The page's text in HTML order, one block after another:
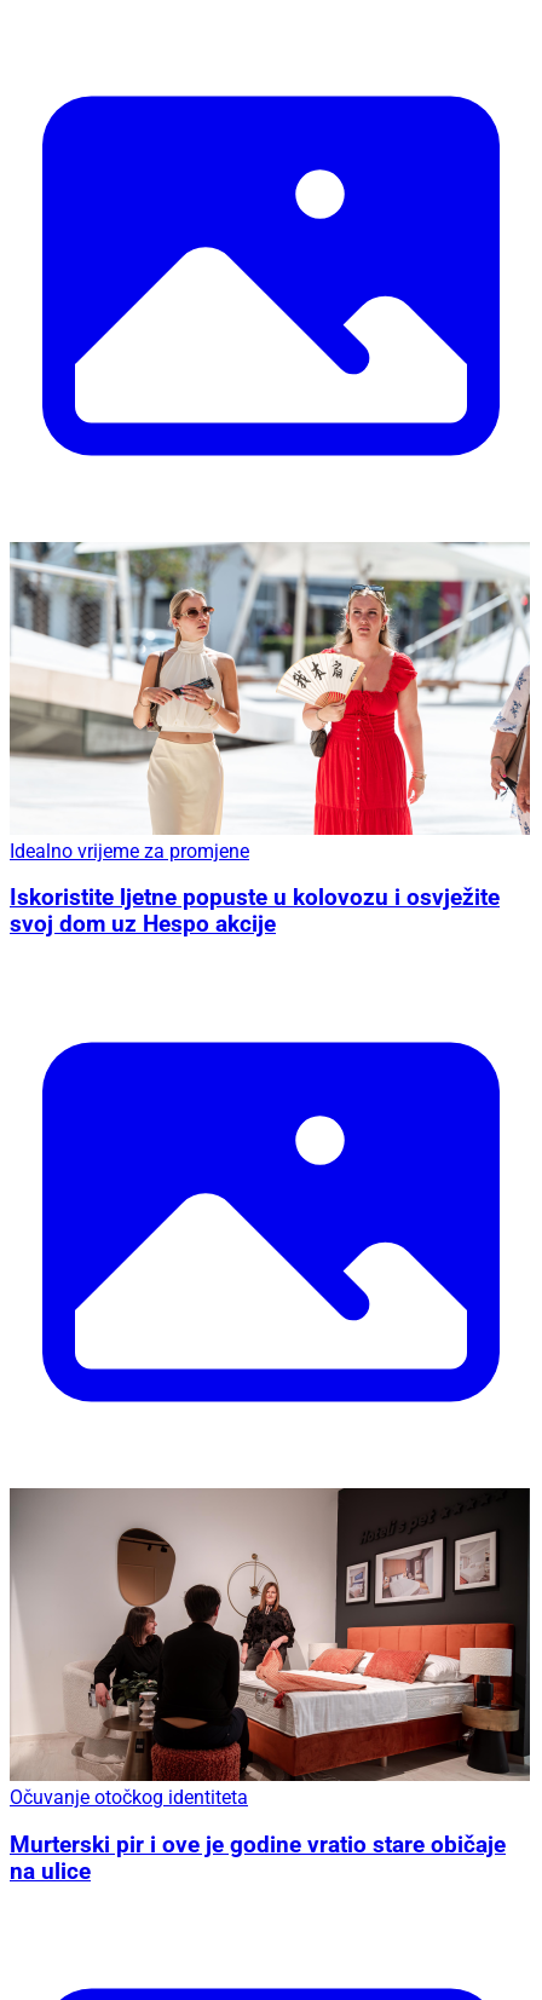
Idealno vrijeme za promjene
Iskoristite ljetne popuste u kolovozu i osvježite
svoj dom uz Hespo akcije
Očuvanje otočkog identiteta
Murterski pir i ove je godine vratio stare običaje
na ulice